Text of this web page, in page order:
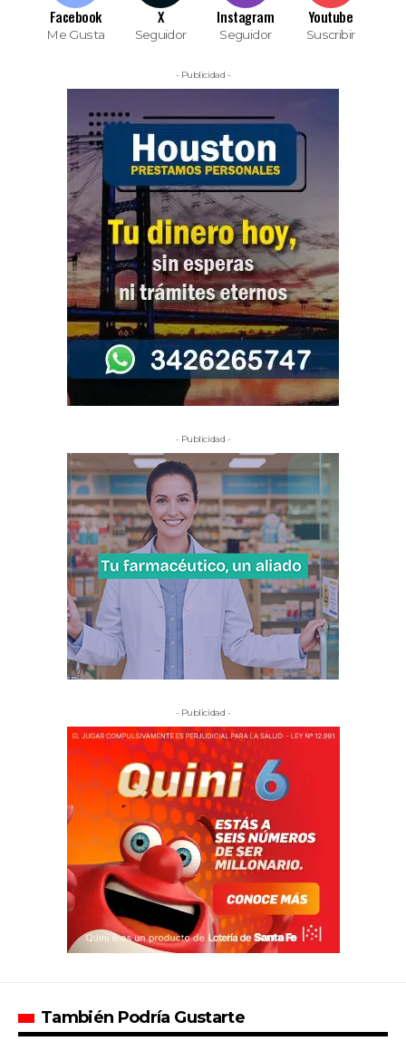
Facebook
Me Gusta
X
Seguidor
Instagram
Seguidor
Youtube
Suscribir
- Publicidad -
- Publicidad -
- Publicidad -
También Podría Gustarte